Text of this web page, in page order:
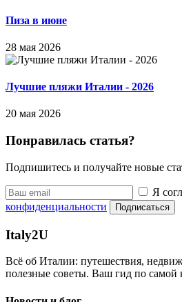
Пиза в июне
28 мая 2026
Лучшие пляжи Италии - 2026
20 мая 2026
Понравилась статья?
Подпишитесь и получайте новые
Я
конфиденциальности
Подписаться
Italy2U
Всё об Италии: путешествия,
полезные советы. Ваш гид по самой